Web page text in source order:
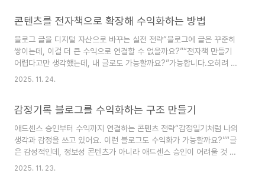
함께 제시합니다.📌 CPC란?Cost Per Click, 클릭당 광고 수익을 의
니다.어떤 주제는 클릭당 50원어떤 주제는 클릭당 3,000원 이상주제
선정이 곧 수익의 차이를 만드는 핵심 포인트입니다.✅ 애드센스 수익
을..
콘텐츠를 전자책으로 확장해 수익화하는 방법
블로그 글을 디지털 자산으로 바꾸는 실전 전략“블로그에 글은 꾸준히
쌓이는데, 이걸 더 큰 수익으로 연결할 수 없을까요?”“전자책 만들기
어렵다고만 생각했는데, 내 글로도 가능할까요?”가능합니다.오히려 블
로그를 일정 기간 운영해왔다면,당신은 이미 전자책의 70%를 갖고 있
태로 확장해수익 구조를 애드센스 외에도 넓힐 수 있는 강력한 방법이
실전 전략을 단계별로 안내합니다.1. 왜 전자책 수익화인가?✅ 블로그
의 강점을 확장한 수익 모델이미 쓰고 있는 글을 재편집만 하면 상품화
가능디자인, 재고, 물..
2025. 11. 24.
감정기록 블로그를 수익화하는 구조 만들기
애드센스 승인부터 수익까지 연결하는 콘텐츠 전략“감정일기처럼 나의
생각과 감정을 쓰고 있어요. 이런 블로그도 수익화가 가능할까요?”“글
은 감성적인데, 정보성 콘텐츠가 아니라 애드센스 승인이 어려울 것 같
아요.”최근 블로그를 감정 정리와 마음 회복의 도구로 활용하는 분들이
2025. 11. 23.